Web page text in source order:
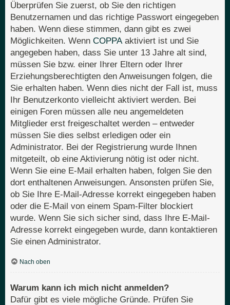
Überprüfen Sie zuerst, ob Sie den richtigen
Benutzernamen und das richtige Passwort eingegeben
haben. Wenn diese stimmen, dann gibt es zwei
Möglichkeiten. Wenn COPPAaktiviert ist und Sie
angegeben haben, dass Sie unter 13 Jahre alt sind,
müssen Sie bzw. einer Ihrer Eltern oder Ihrer
Erziehungsberechtigten den Anweisungen folgen, die
Sie erhalten haben. Wenn dies nicht der Fall ist, muss
Ihr Benutzerkonto vielleicht aktiviert werden. Bei
einigen Foren müssen alle neu angemeldeten
Mitglieder erst freigeschaltet werden – entweder
müssen Sie dies selbst erledigen oder ein
Administrator. Bei der Registrierung wurde Ihnen
mitgeteilt, ob eine Aktivierung nötig ist oder nicht.
Wenn Sie eine E-Mail erhalten haben, folgen Sie den
dort enthaltenen Anweisungen. Ansonsten prüfen Sie,
ob Sie Ihre E-Mail-Adresse korrekt eingegeben haben
oder die E-Mail von einem Spam-Filter blockiert
wurde. Wenn Sie sich sicher sind, dass Ihre E-Mail-
Adresse korrekt eingegeben wurde, dann kontaktieren
Sie einen Administrator.
Nach oben
Warum kann ich mich nicht anmelden?
Dafür gibt es viele mögliche Gründe. Prüfen Sie